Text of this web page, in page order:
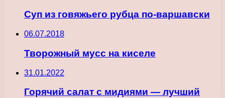
Суп из говяжьего рубца по-варшавски
06.07.2018
Творожный мусс на киселе
31.01.2022
Горячий салат с мидиями — лучший